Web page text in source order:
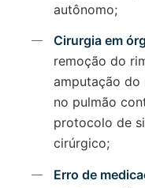
autônomo;
Cirurgia em
remoção do
amputação do
no pulmão
protocolo de
cirúrgico;
Erro de